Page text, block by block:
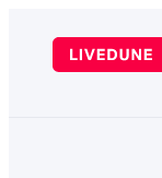
содержимому